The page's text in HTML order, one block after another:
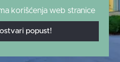
korišćenja web stranice
popust!